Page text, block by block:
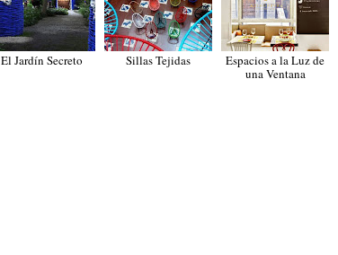
El Jardín Secreto Sillas Tejidas
Espacios a la Luz de
una Ventana